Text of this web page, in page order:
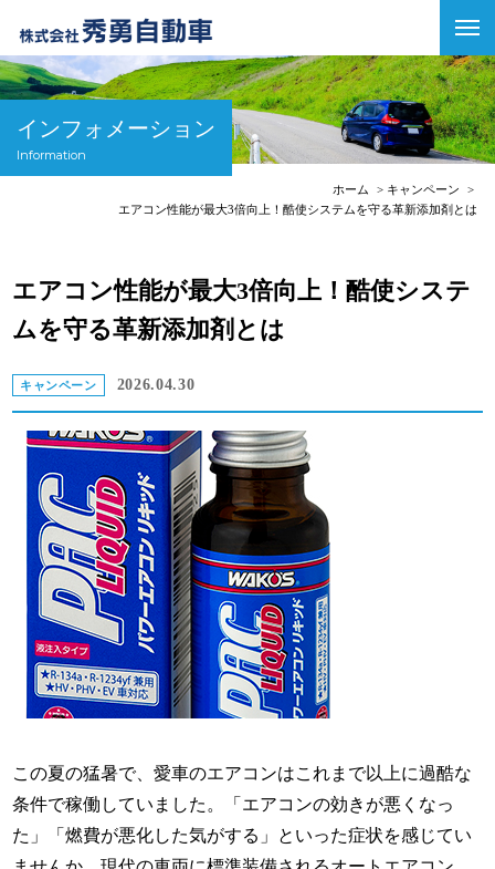
インフォメーション
Information
ホーム
キャンペーン
エアコン性能が最大3倍向上！酷使システムを守る革新添加剤とは
エアコン性能が最大3倍向上！酷使システ
ムを守る革新添加剤とは
キャンペーン 2026.04.30
この夏の猛暑で、愛車のエアコンはこれまで以上に過酷な
条件で稼働していました。「エアコンの効きが悪くなっ
た」「燃費が悪化した気がする」といった症状を感じてい